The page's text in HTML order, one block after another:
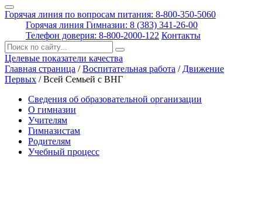
Горячая линия по вопросам питания: 8-800-350-5060
Горячая линия Гимназии: 8 (383) 341-26-00
Телефон доверия: 8-800-2000-122 Контакты
Поиск:
Целевые показатели качества
Главная страница /Воспитательная работа / Движение
Первых /Всей Семьей с ВНГ
Сведения об образовательной организации
О гимназии
Учителям
Гимназистам
Родителям
Учебный процесс